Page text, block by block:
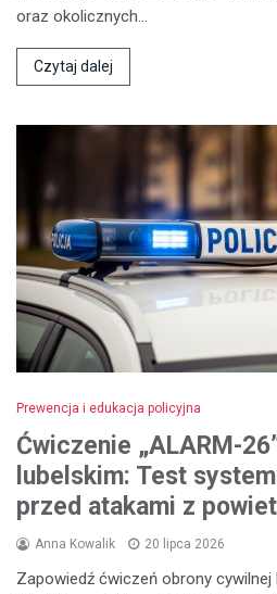
oraz okolicznych…
Czytaj dalej
Prewencja i edukacja policyjna
Ćwiczenie „ALARM-
lubelskim: Test
przed atakami z
Anna Kowalik 20 lipca 2026
Zapowiedź ćwiczeń obrony